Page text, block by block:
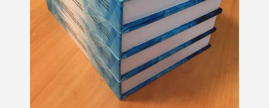
encuadernación de
libros
Impresión digital